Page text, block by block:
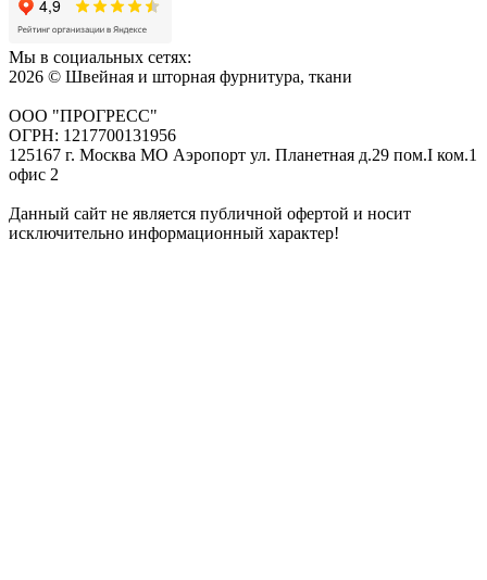
Мы в социальных сетях:
2026 © Швейная и шторная фурнитура, ткани
ООО "ПРОГРЕСС"
ОГРН: 1217700131956
125167 г. Москва МО Аэропорт ул. Планетная д.29 пом.I ком.1
офис 2
Данный сайт не является публичной офертой и носит
исключительно информационный характер!